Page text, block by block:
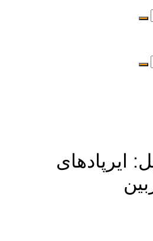
ایرپادهای